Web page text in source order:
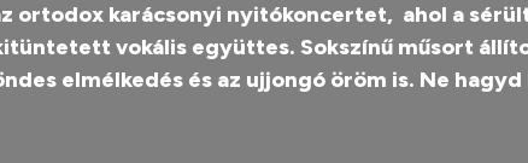
ortodox karácsonyi nyitókoncertet, ahol a
vokális együttes. Sokszínű műsort
elmélkedés és az ujjongó öröm is. Ne hagyd